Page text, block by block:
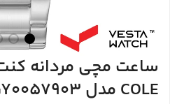
COLE مدل KCWGY0057903